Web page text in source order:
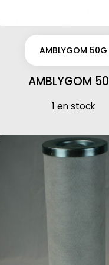
AMBLYGOM 50G
AMBLYGOM
1 en stock